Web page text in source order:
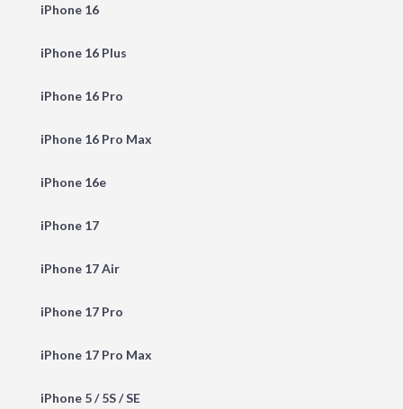
iPhone 16
iPhone 16 Plus
iPhone 16 Pro
iPhone 16 Pro Max
iPhone 16e
iPhone 17
iPhone 17 Air
iPhone 17 Pro
iPhone 17 Pro Max
iPhone 5 / 5S / SE